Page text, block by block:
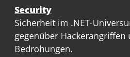
Security
Sicherheit im .NET-
gegenüber
Bedrohungen.